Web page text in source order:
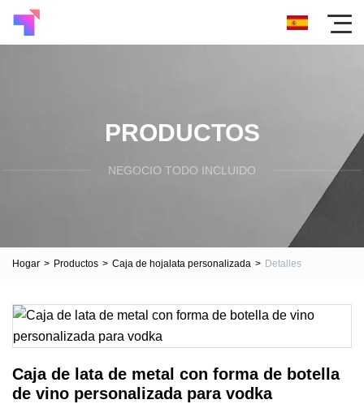
PRODUCTOS
NEGOCIO TODO INCLUIDO
Hogar > Productos > Caja de hojalata personalizada > Detalles
Caja de lata de metal con forma de botella
de vino personalizada para vodka